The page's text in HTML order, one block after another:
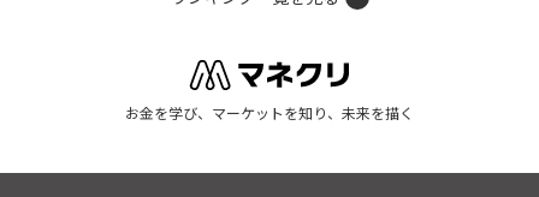
お金を学び、マーケットを知り、未来を描く